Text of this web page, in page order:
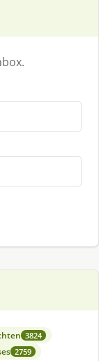
3824
2759